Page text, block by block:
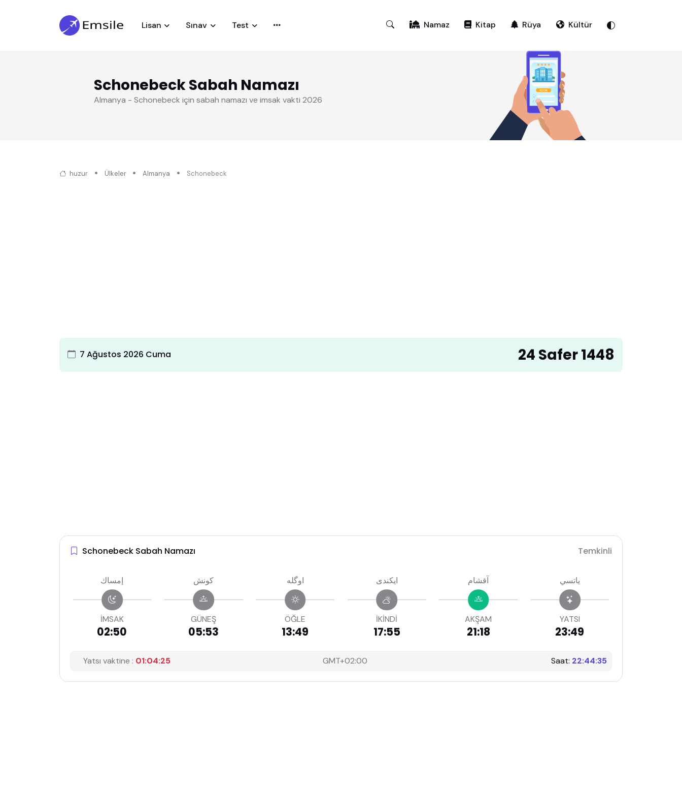
Lisan Sınav Test Namaz Kitap Rüya Kültür
Schonebeck Sabah Namazı
Almanya - Schonebeck için sabah namazı ve imsak vakti 2026
huzur Ülkeler Almanya Schonebeck
7 Ağustos 2026 Cuma 24 Safer 1448
Schonebeck Sabah Namazı Temkinli
إمساك
İMSAK
02:50
كونش
GÜNEŞ
05:53
اوگله
ÖĞLE
13:49
ايكندى
İKİNDİ
17:55
آقشام
AKŞAM
21:18
ياتسي
YATSI
23:49
Yatsı vaktine : 01:04:24 GMT+02:00 Saat: 22:44:36